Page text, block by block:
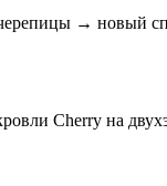
→ новый